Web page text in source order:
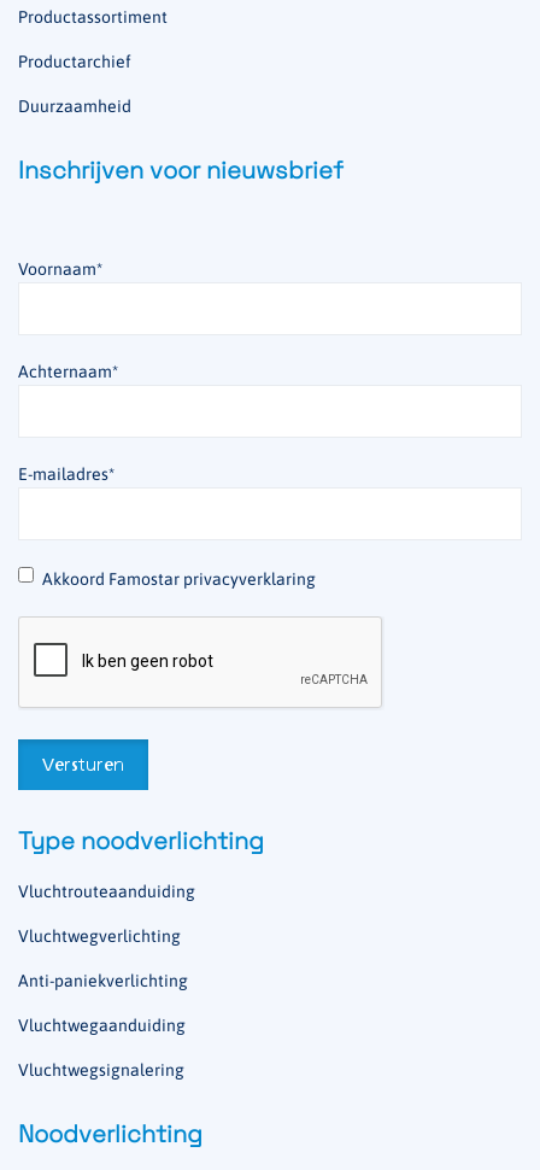
Productassortiment
Productarchief
Duurzaamheid
Inschrijven voor nieuwsbrief
Voornaam*
Achternaam*
E-mailadres*
* Akkoord Famostar privacyverklaring
Type noodverlichting
Vluchtrouteaanduiding
Vluchtwegverlichting
Anti-paniekverlichting
Vluchtwegaanduiding
Vluchtwegsignalering
Noodverlichting